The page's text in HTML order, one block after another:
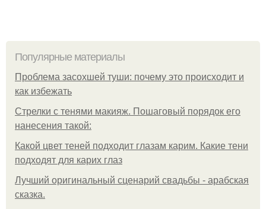
Популярные материалы
Проблема засохшей туши: почему это происходит и
как избежать
Стрелки с тенями макияж. Пошаговый порядок его
нанесения такой:
Какой цвет теней подходит глазам карим. Какие тени
подходят для карих глаз
Лучший оригинальный сценарий свадьбы - арабская
сказка.